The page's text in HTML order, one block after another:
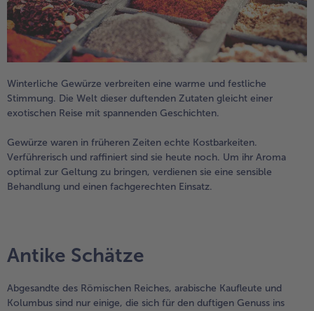
alle Wein & Spirituosen
Küchenutensilien
alle Küchenutensilien
Kuchen & Torten
alle Kuchen & Torten
alle BIO
bofrost*free
alle bofrost*free
High Protein
alle High Protein
alle bofrost*plus.
Pflanzliche Alternativprodukte
alle Pflanzliche Alternativprodukte
Heißluftfritteuse
alle Heißluftfritteuse
Winterliche Gewürze verbreiten eine warme und festliche
Stimmung. Die Welt dieser duftenden Zutaten gleicht einer
exotischen Reise mit spannenden Geschichten.
Gewürze waren in früheren Zeiten echte Kostbarkeiten.
Verführerisch und raffiniert sind sie heute noch. Um ihr Aroma
optimal zur Geltung zu bringen, verdienen sie eine sensible
Behandlung und einen fachgerechten Einsatz.
Antike Schätze
Abgesandte des Römischen Reiches, arabische Kaufleute und
Kolumbus sind nur einige, die sich für den duftigen Genuss ins